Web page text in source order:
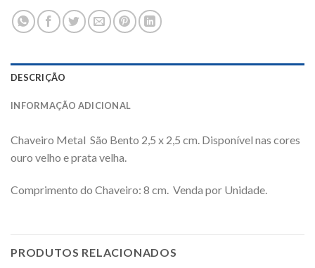
DESCRIÇÃO
INFORMAÇÃO ADICIONAL
Chaveiro Metal São Bento 2,5 x 2,5 cm. Disponível nas cores
ouro velho e prata velha.
Comprimento do Chaveiro: 8 cm. Venda por Unidade.
PRODUTOS RELACIONADOS